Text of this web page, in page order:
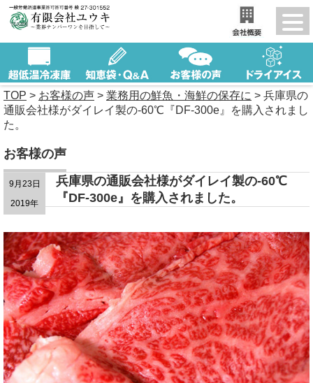
TOP > お客様の声 > 業務用の鮮魚・海鮮の保存に > 兵庫県の
通販会社様がダイレイ製の-60℃『DF-300e』を購入されまし
た。
お客様の声
9月23日
2019年
兵庫県の通販会社様がダイレイ製の-60℃
『DF-300e』を購入されました。